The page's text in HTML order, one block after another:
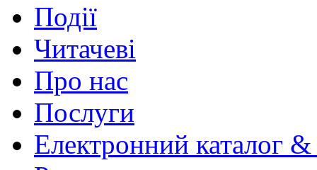
Події
Читачеві
Про нас
Послуги
Електронний каталог